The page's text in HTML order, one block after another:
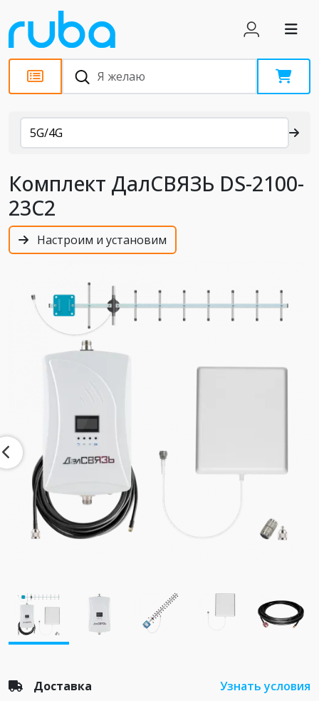
Каталог
5G/4G
Комплект ДалСВЯЗЬ DS-2100-
23С2
Настроим и установим
Доставка Узнать условия